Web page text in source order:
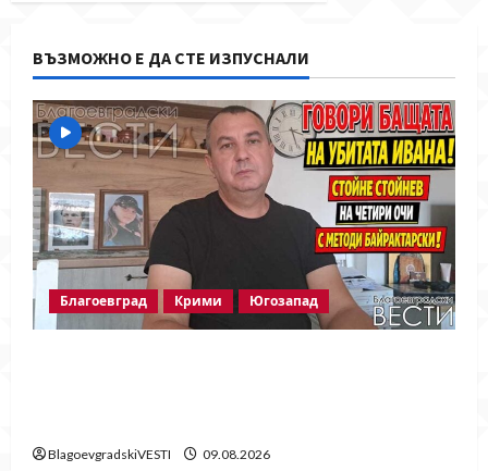
ВЪЗМОЖНО Е ДА СТЕ ИЗПУСНАЛИ
Благоевград Крими Югозапад
BlagoevgradskiVESTI 09.08.2026